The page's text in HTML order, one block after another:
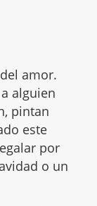
amor.
alguien
pintan
este
por
o un